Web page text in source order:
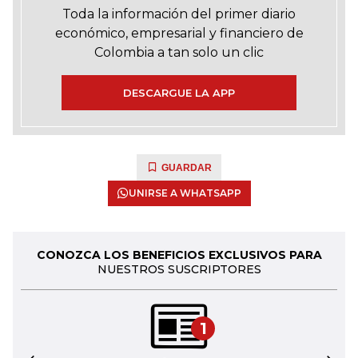
Toda la información del primer diario
económico, empresarial y financiero de
Colombia a tan solo un clic
DESCARGUE LA APP
GUARDAR
UNIRSE A WHATSAPP
CONOZCA LOS BENEFICIOS EXCLUSIVOS PARA
NUESTROS SUSCRIPTORES
1